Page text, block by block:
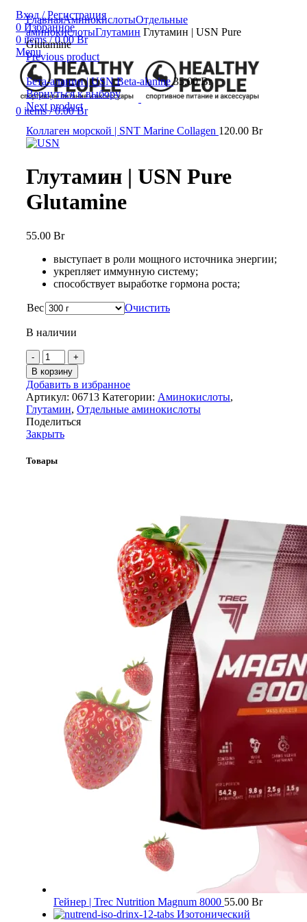
Вход / Регистрация
0 Избранное
0 items / 0.00Br
Menu
0 items / 0.00Br
ГлавнаяАминокислотыОтдельные
аминокислотыГлутамин Глутамин | USN Pure
Glutamine
Previous product
Бета-аланин | USN Beta-alanine35.00Br
Вернуться к выбору
Next product
Коллаген морской | SNT Marine Collagen 120.00 Br
Глутамин | USN Pure
Glutamine
55.00 Br
выступает в роли мощного источника энергии;
укрепляет иммунную систему;
способствует выработке гормона роста;
Вес Очистить
В наличии
Количество
товара
Глутамин
|
USN
Pure
Glutamine
В корзину
Добавить в избранное
Артикул: 06713 Категории: Аминокислоты,
Глутамин, Отдельные аминокислоты
Поделиться
Закрыть
Товары
Гейнер | Trec Nutrition Magnum 8000 55.00 Br
Изотонический